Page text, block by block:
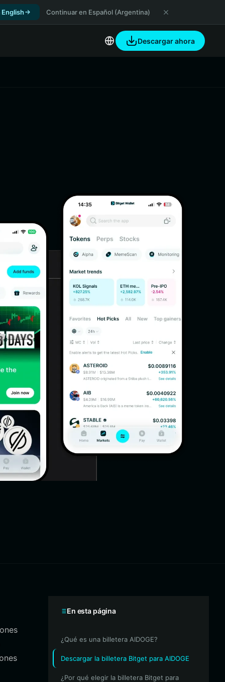
English Continuar en Español (Argentina)
Descargar ahora
En esta página
¿Qué es una billetera AIDOGE?
Descargar la billetera Bitget para AIDOGE
¿Por qué elegir la billetera Bitget para